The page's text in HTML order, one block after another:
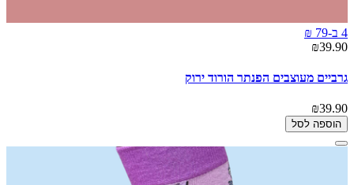
4 ב-79 ₪
₪39.90
גרביים מעוצבים הפנתר הורוד ירוק
₪39.90
הוספה לסל